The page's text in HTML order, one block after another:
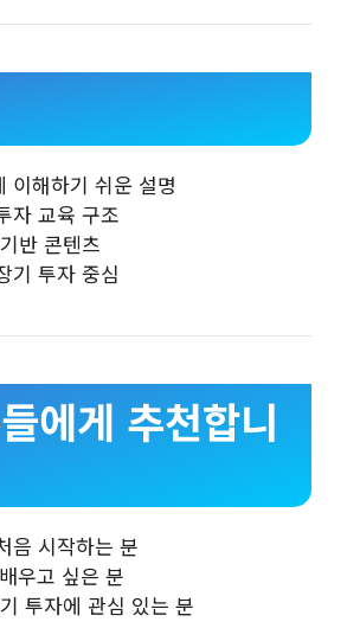
이해하기 쉬운 설명
자 교육 구조
반 콘텐츠
기 투자 중심
에게 추천합니
음 시작하는 분
우고 싶은 분
투자에 관심 있는 분